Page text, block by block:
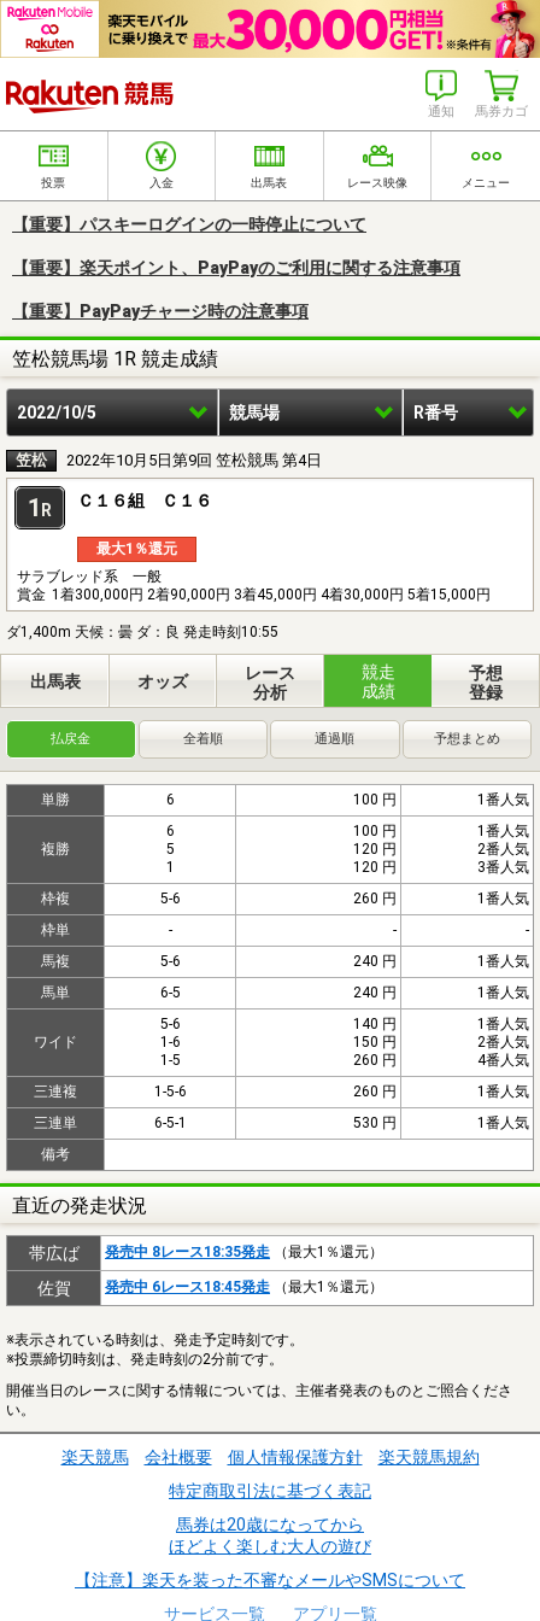
馬券カゴ
通知
投票 入金 出馬表 レース映像 メニュー
【重要】パスキーログインの一時停止について
【重要】楽天ポイント、PayPayのご利用に関する注意事項
【重要】PayPayチャージ時の注意事項
笠松競馬場 1R 競走成績
2022/10/5 競馬場 R番号
笠松 2022年10月5日第9回 笠松競馬 第4日
1 R Ｃ１６組 Ｃ１６
最大1％還元
サラブレッド系 一般
賞金 1着300,000円 2着90,000円 3着45,000円 4着30,000円 5着15,000円
ダ1,400m 天候：曇 ダ：良 発走時刻10:55
出馬表 オッズ
レース
分析
競走
成績
予想
登録
払戻金 全着順 通過順 予想まとめ
単勝 6 100 円 1番人気
複勝
6
5
1
100 円
120 円
120 円
1番人気
2番人気
3番人気
枠複
5-6 260 円
1番人気
枠単
- -
-
馬複
5-6 240 円
1番人気
馬単
6-5 240 円 1番人気
ワイド
5-6
1-6
1-5
140 円
150 円
260 円
1番人気
2番人気
4番人気
三連複
1-5-6 260 円
1番人気
三連単
6-5-1 530 円
1番人気
備考
直近の発走状況
帯広ば 発売中 8レース18:35発走 （最大1％還元）
佐賀 発売中 6レース18:45発走 （最大1％還元）
※表示されている時刻は、発走予定時刻です。
※投票締切時刻は、発走時刻の2分前です。
開催当日のレースに関する情報については、主催者発表のものとご照合くださ
い。
楽天競馬 会社概要 個人情報保護方針
楽天競馬規約
特定商取引法に基づく表記
馬券は20歳になってから
ほどよく楽しむ大人の遊び
【注意】楽天を装った不審なメールやSMSについて
サービス一覧
アプリ一覧